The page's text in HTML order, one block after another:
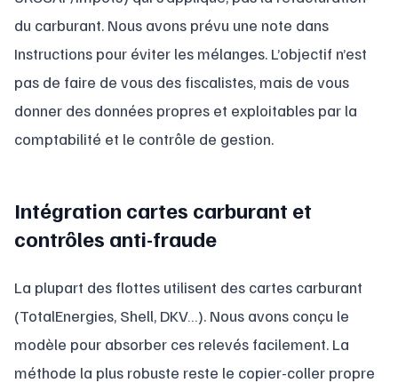
du carburant. Nous avons prévu une note dans
Instructions pour éviter les mélanges. L’objectif n’est
pas de faire de vous des fiscalistes, mais de vous
donner des données propres et exploitables par la
comptabilité et le contrôle de gestion.
Intégration cartes carburant et
contrôles anti-fraude
La plupart des flottes utilisent des cartes carburant
(TotalEnergies, Shell, DKV…). Nous avons conçu le
modèle pour absorber ces relevés facilement. La
méthode la plus robuste reste le copier-coller propre